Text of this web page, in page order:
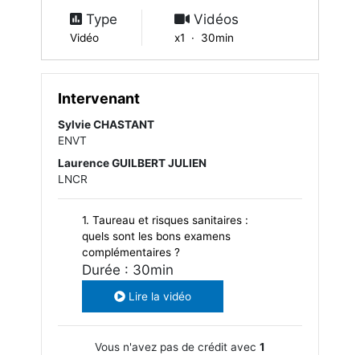
Type
Vidéo
Vidéos
x1 · 30min
Intervenant
Sylvie CHASTANT
ENVT
Laurence GUILBERT JULIEN
LNCR
1. Taureau et risques sanitaires :
quels sont les bons examens
complémentaires ?
Durée : 30min
Lire la vidéo
Vous n'avez pas de crédit avec 1